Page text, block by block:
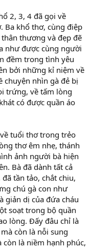
2, 3, 4 đã gọi về
Ba khổ thơ, cùng điệp
thương và đẹp đẽ
như được cùng người
đềm trong tình yêu
bởi những kỉ niệm về
chuyện nhìn gà đẻ bị
trứng, về tấm lòng
có được quần áo
tuổi thơ trong trẻo
thơ êm nhẹ, thánh
ảnh người bà hiện
Bà đã dành tất cả
tần tảo, chắt chiu,
chú gà con như
giản dị của đứa cháu
soạt trong bộ quần
lòng. Đấy đâu chỉ là
còn là nỗi sung
là niềm hạnh phúc,